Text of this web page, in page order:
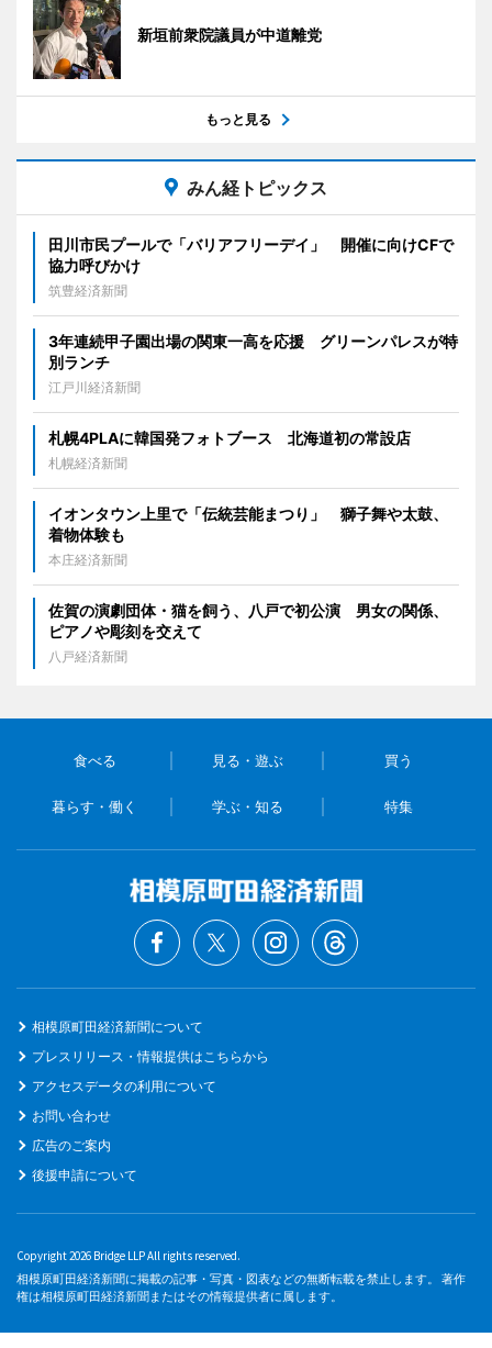
新垣前衆院議員が中道離党
もっと見る
みん経トピックス
田川市民プールで「バリアフリーデイ」 開催に向けCFで
協力呼びかけ
筑豊経済新聞
3年連続甲子園出場の関東一高を応援 グリーンパレスが特
別ランチ
江戸川経済新聞
札幌4PLAに韓国発フォトブース 北海道初の常設店
札幌経済新聞
イオンタウン上里で「伝統芸能まつり」 獅子舞や太鼓、
着物体験も
本庄経済新聞
佐賀の演劇団体・猫を飼う、八戸で初公演 男女の関係、
ピアノや彫刻を交えて
八戸経済新聞
食べる 見る・遊ぶ 買う
暮らす・働く 学ぶ・知る 特集
相模原町田経済新聞について
プレスリリース・情報提供はこちらから
アクセスデータの利用について
お問い合わせ
広告のご案内
後援申請について
Copyright 2026 Bridge LLP All rights reserved.
相模原町田経済新聞に掲載の記事・写真・図表などの無断転載を禁止します。 著作
権は相模原町田経済新聞またはその情報提供者に属します。